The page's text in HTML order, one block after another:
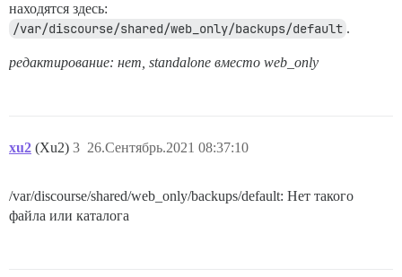
находятся здесь:
/var/discourse/shared/web_only/backups/default .
редактирование: нет, standalone вместо web_only
xu2 (Xu2) 26.Сентябрь.2021 08:37:10
3
/var/discourse/shared/web_only/backups/default: Нет такого
файла или каталога